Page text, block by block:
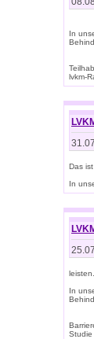
In
lvkm-
Das
In
leisten.
In
Studie